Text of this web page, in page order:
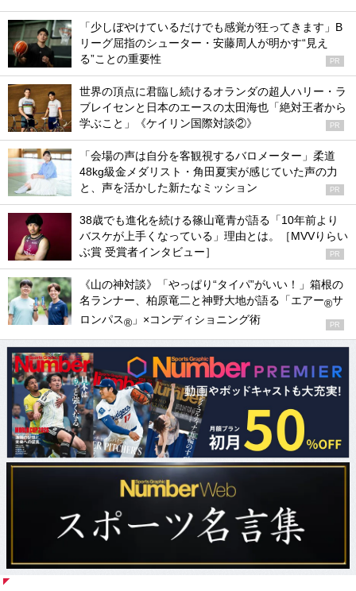
「少しぼやけているだけでも感覚が狂ってきます」B
リーグ屈指のシューター・安藤周人が明かす“見え
る”ことの重要性
PR
世界の頂点に君臨し続けるオランダの超人ハリー・ラ
ブレイセンと日本のエースの太田海也「絶対王者から
学ぶこと」《ケイリン国際対談②》
PR
「会場の声は自分を客観視するバロメーター」柔道
48kg級金メダリスト・角田夏実が感じていた声の力
と、声を活かした新たなミッション
PR
38歳でも進化を続ける篠山竜青が語る「10年前より
バスケが上手くなっている」理由とは。［MVVりらい
ぶ賞 受賞者インタビュー］
PR
《山の神対談》「やっぱり“タイパ”がいい！」箱根の
名ランナー、柏原竜二と神野大地が語る「エアー®サ
ロンパス® 」×コンディショニング術 PR